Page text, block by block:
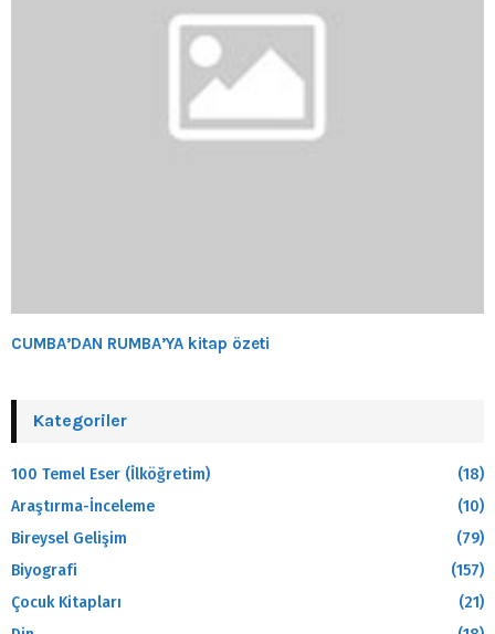
CUMBA’DAN RUMBA’YA kitap özeti
Kategoriler
100 Temel Eser (İlköğretim)
(18)
Araştırma-İnceleme
(10)
Bireysel Gelişim
(79)
Biyografi
(157)
Çocuk Kitapları
(21)